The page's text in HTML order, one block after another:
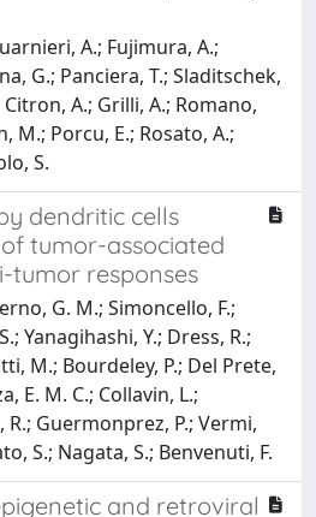
A.; Fujimura, A.;
G.; Panciera, T.; Sladitschek,
A.; Grilli, A.; Romano,
M.; Porcu, E.; Rosato, A.;
S.
dendritic cells
tumor-associated
tumor responses
G. M.; Simoncello, F.;
Yanagihashi, Y.; Dress, R.;
M.; Bourdeley, P.; Del Prete,
E. M. C.; Collavin, L.;
R.; Guermonprez, P.; Vermi,
S.; Nagata, S.; Benvenuti, F.
and retroviral